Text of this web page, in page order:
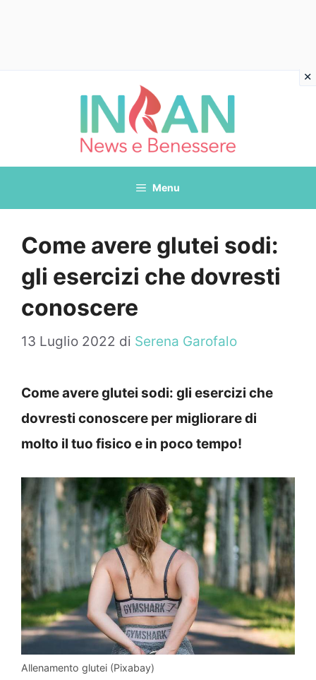
Menu
Come avere glutei sodi:
gli esercizi che dovresti
conoscere
13 Luglio 2022 di Serena Garofalo
Come avere glutei sodi: gli esercizi che
dovresti conoscere per migliorare di
molto il tuo fisico e in poco tempo!
Allenamento glutei (Pixabay)